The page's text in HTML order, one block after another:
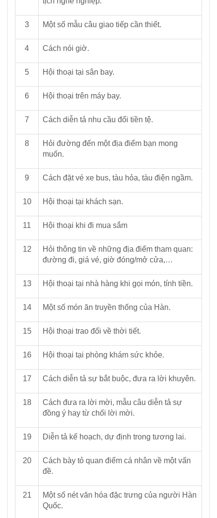
3 Một số mẫu câu giao tiếp cần thiết.
4 Cách nói giờ.
5 Hội thoại tại sân bay.
6 Hội thoại trên máy bay.
7 Cách diễn tả nhu cầu đổi tiền tệ.
8
Hỏi đường đến một địa điểm bạn mong
muốn.
9 Cách đặt vé xe bus, tàu hỏa, tàu điện ngầm.
10 Hội thoại tại khách sạn.
11 Hội thoại khi đi mua sắm
12
Hỏi thông tin về những địa điểm tham quan:
đường đi, giá vé, giờ đóng/mở cửa,…
13 Hội thoại tại nhà hàng khi gọi món, tính tiền.
14 Một số món ăn truyền thống của Hàn.
15 Hội thoại trao đổi về thời tiết.
16 Hội thoại tại phòng khám sức khỏe.
17 Cách diễn tả sự bắt buộc, đưa ra lời khuyên.
18
Cách đưa ra lời mời, mẫu câu diễn tả sự
đồng ý hay từ chối lời mời.
19 Diễn tả kế hoạch, dự định trong tương lai.
20
Cách bày tỏ quan điểm cá nhân về một vấn
đề.
21
Một số nét văn hóa đặc trưng của người Hàn
Quốc.